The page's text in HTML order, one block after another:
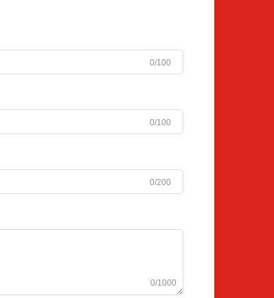
0/100
0/100
0/200
0/1000